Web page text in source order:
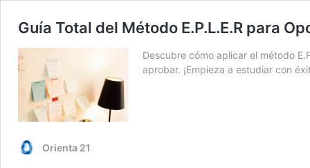
Guía Total del Método E.P.L.E.R para
Descubre cómo aplicar el método
aprobar. ¡Empieza a estudiar con
Orienta 21